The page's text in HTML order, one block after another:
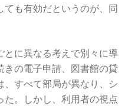
も有効だというのが、同
に異なる考えで別々に導
きの電子申請、図書館の貸
、すべて部局が異なり、シ
。しかし、利用者の視点